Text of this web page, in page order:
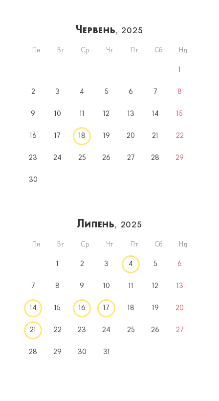
Червень, 2025
Пн Вт Ср Чт Пт Сб Нд
1
2 3 4 5 6 7 8
9 10 11 12 13 14 15
16 17 18 19 20 21 22
23 24 25 26 27 28 29
30
Липень, 2025
Пн Вт Ср Чт Пт Сб Нд
2 3 4 5 6
7 8 9 10 12 13
14 15 16 17 18 19 20
21 22 23 24 25 26 27
28 29 30 31